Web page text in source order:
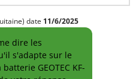
pour tracteur
date 11/6/2025
dire les
s'adapte sur le
GEOTEC KF-